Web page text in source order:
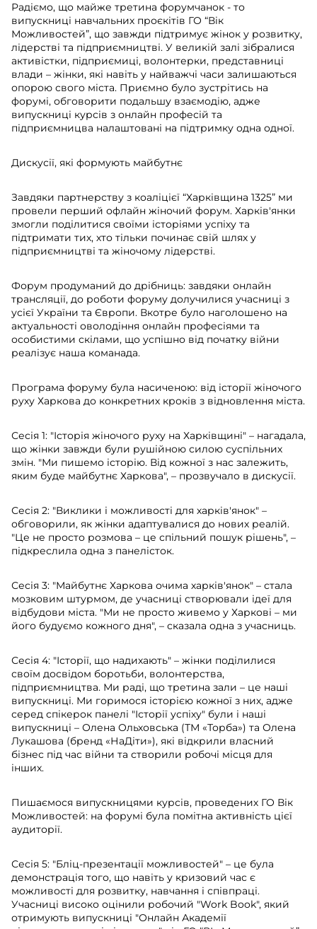
Радіємо, що майже третина форумчанок - то
випускниці навчальних проєкітів ГО “Вік
Можливостей”, що завжди підтримує жінок у розвитку,
лідерстві та підприємництві. У великій залі зібралися
активістки, підприємиці, волонтерки, представниці
влади – жінки, які навіть у найважчі часи залишаються
опорою свого міста. Приємно було зустрітись на
форумі, обговорити подальшу взаємодію, адже
випускниці курсів з онлайн професій та
підприємницва налаштовані на підтримку одна одної.
Дискусії, які формують майбутнє
Завдяки партнерству з коаліцієї “Харківщина 1325” ми
провели перший офлайн жіночий форум. Харків'янки
змогли поділитися своїми історіями успіху та
підтримати тих, хто тільки починає свій шлях у
підприємництві та жіночому лідерстві.
Форум продуманий до дрібниць: завдяки онлайн
трансляції, до роботи форуму долучилися учасниці з
усієї України та Європи. Вкотре було наголошено на
актуальності оволодіння онлайн професіями та
особистими скілами, що успішно від початку війни
реалізує наша команада.
Програма форуму була насиченою: від історії жіночого
руху Харкова до конкретних кроків з відновлення міста.
Сесія 1: "Історія жіночого руху на Харківщині" – нагадала,
що жінки завжди були рушійною силою суспільних
змін. "Ми пишемо історію. Від кожної з нас залежить,
яким буде майбутнє Харкова", – прозвучало в дискусії.
Сесія 2: "Виклики і можливості для харків'янок" –
обговорили, як жінки адаптувалися до нових реалій.
"Це не просто розмова – це спільний пошук рішень", –
підкреслила одна з панелісток.
Сесія 3: "Майбутнє Харкова очима харків'янок" – стала
мозковим штурмом, де учасниці створювали ідеї для
відбудови міста. "Ми не просто живемо у Харкові – ми
його будуємо кожного дня", – сказала одна з учасниць.
Сесія 4: "Історії, що надихають" – жінки поділилися
своїм досвідом боротьби, волонтерства,
підприємництва. Ми раді, що третина зали – це наші
випускниці. Ми горимося історією кожної з них, адже
серед спікерок панелі "Історії успіху" були і наші
випускниці – Олена Ольховська (ТМ «Торба») та Олена
Лукашова (бренд «НаДіти»), які відкрили власний
бізнес під час війни та створили робочі місця для
інших.
Пишаємося випускницями курсів, проведених ГО Вік
Можливостей: на форумі була помітна активність цієї
аудиторії.
Сесія 5: "Бліц-презентації можливостей" – це була
демонстрація того, що навіть у кризовий час є
можливості для розвитку, навчання і співпраці.
Учасниці високо оцінили робочий "Work Book", який
отримують випускниці "Онлайн Академії